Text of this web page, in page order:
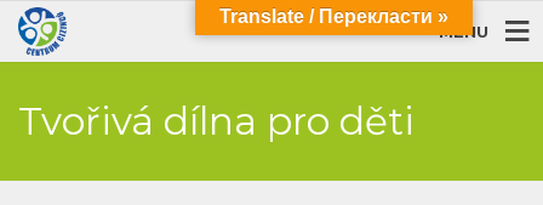
MENU
Tvořivá dílna pro děti
Translate / Перекласти »